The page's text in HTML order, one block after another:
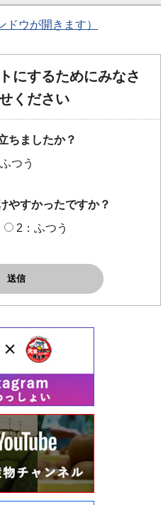
ウが開きます）
にするためにみなさ
ください
ちましたか？
つう
やすかったですか？
2：ふつう
送信